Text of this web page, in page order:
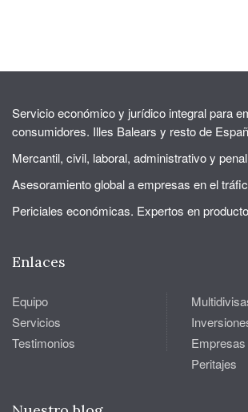
Servicio económico y jurídico integral para
consumidores. Illes Balears y resto de
Mercantil, civil, laboral, administrativo y
Asesoramiento global a empresas en el
Periciales económicas. Expertos en
Enlaces
Equipo
Servicios
Testimonios
Empresas
Peritajes